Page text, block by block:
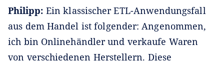
Philipp: Ein klassischer ETL-Anwendungsfall
aus dem Handel ist folgender: Angenommen,
ich bin Onlinehändler und verkaufe Waren
von verschiedenen Herstellern. Diese